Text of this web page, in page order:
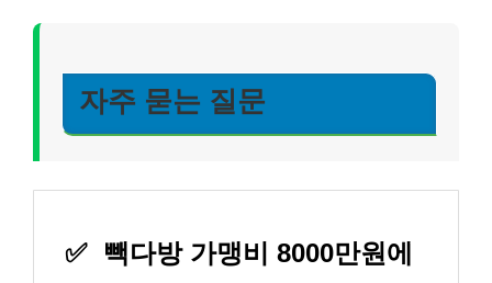
자주 묻는 질문
✅
빽다방 가맹비 8000만원에